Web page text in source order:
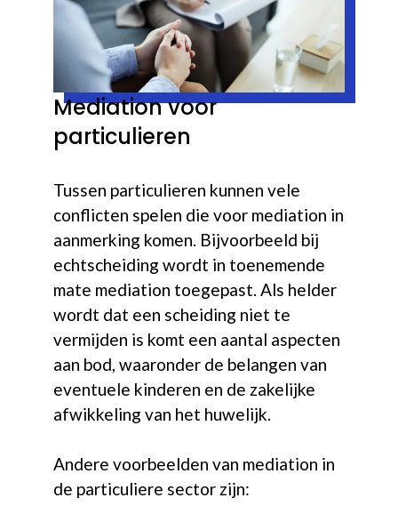
Mediation voor
particulieren
Tussen particulieren kunnen vele
conflicten spelen die voor mediation in
aanmerking komen. Bijvoorbeeld bij
echtscheiding wordt in toenemende
mate mediation toegepast. Als helder
wordt dat een scheiding niet te
vermijden is komt een aantal aspecten
aan bod, waaronder de belangen van
eventuele kinderen en de zakelijke
afwikkeling van het huwelijk.
Andere voorbeelden van mediation in
de particuliere sector zijn: